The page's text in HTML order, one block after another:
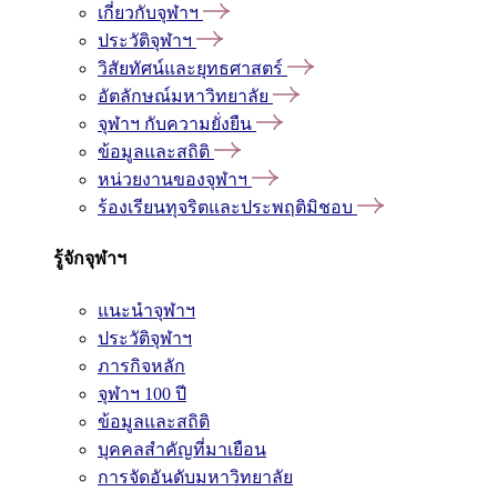
เกี่ยวกับจุฬาฯ
ประวัติจุฬาฯ
วิสัยทัศน์และยุทธศาสตร์
อัตลักษณ์มหาวิทยาลัย
จุฬาฯ กับความยั่งยืน
ข้อมูลและสถิติ
หน่วยงานของจุฬาฯ
ร้องเรียนทุจริตและประพฤติมิชอบ
รู้จักจุฬาฯ
แนะนำจุฬาฯ
ประวัติจุฬาฯ
ภารกิจหลัก
จุฬาฯ 100 ปี
ข้อมูลและสถิติ
บุคคลสำคัญที่มาเยือน
การจัดอันดับมหาวิทยาลัย